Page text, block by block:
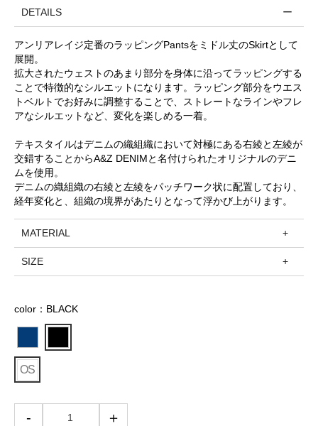
DETAILS
アンリアレイジ定番のラッピングPantsをミドル丈のSkirtとして
展開。
拡大されたウェストのあまり部分を身体に沿ってラッピングする
ことで特徴的なシルエットになります。ラッピング部分をウエス
トベルトでお好みに調整することで、ストレートなラインやフレ
アなシルエットなど、変化を楽しめる一着。
テキスタイルはデニムの織組織において対極にある右綾と左綾が
交錯することからA&Z DENIMと名付けられたオリジナルのデニ
ムを使用。
デニムの織組織の右綾と左綾をパッチワーク状に配置しており、
経年変化と、組織の境界があたりとなって浮かび上がります。
MATERIAL
SIZE
color：BLACK
OS